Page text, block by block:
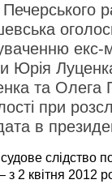
екс-
Юрія
та Олега
при
в
слідство
з 2 квітня 2012